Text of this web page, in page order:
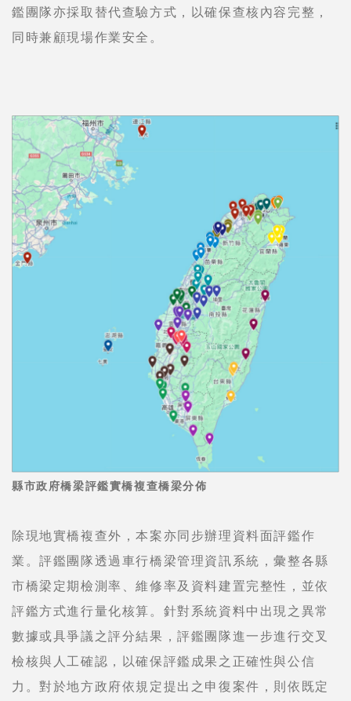
鑑團隊亦採取替代查驗方式，以確保查核內容完整，
同時兼顧現場作業安全。
縣市政府橋梁評鑑實橋複查橋梁分佈
除現地實橋複查外，本案亦同步辦理資料面評鑑作
業。評鑑團隊透過車行橋梁管理資訊系統，彙整各縣
市橋梁定期檢測率、維修率及資料建置完整性，並依
評鑑方式進行量化核算。針對系統資料中出現之異常
數據或具爭議之評分結果，評鑑團隊進一步進行交叉
檢核與人工確認，以確保評鑑成果之正確性與公信
力。對於地方政府依規定提出之申復案件，則依既定